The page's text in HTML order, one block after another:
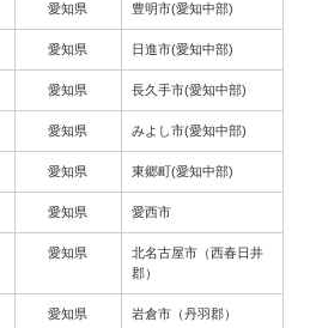
愛知県 豊明市(愛知中部)
愛知県 日進市(愛知中部)
愛知県 長久手市(愛知中部)
愛知県 みよし市(愛知中部)
愛知県 東郷町(愛知中部)
愛知県 愛西市
愛知県
北名古屋市（西春日井
郡）
愛知県 岩倉市（丹羽郡）